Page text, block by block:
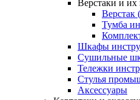
Верстаки и
Верстак
Тумба
Шкафы
Сушильные
Тележки
Стулья
Аксессуары